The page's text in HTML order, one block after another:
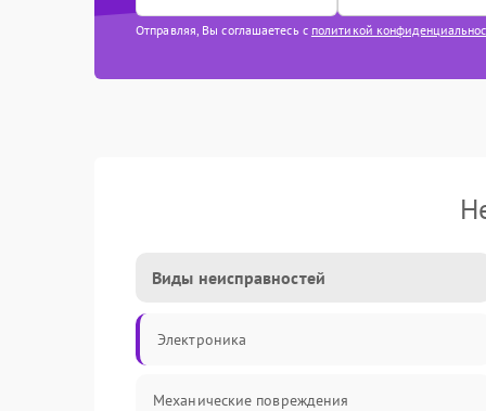
Отправляя, Вы соглашаетесь с политикой
Виды неисправностей
Электроника
Механические повреждения